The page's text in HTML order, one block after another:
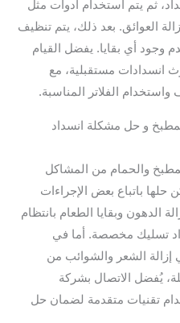
ثم يتم استخدام أدوات مثل
العوائق. بعد ذلك، يتم تنظيف
وجود أي بقايا. يفضل القيام
انسدادات مستقبلية، مع
الفلاتر المناسبة.
و حل مشكلة انسداد
والحمام من المشاكل
حلها باتباع بعض الإجراءات
الدهون وبقايا الطعام بانتظام
تسليك مخصصة. أما في
إزالة الشعر والشوائب من
يُفضل الاتصال بشركة
تقنيات متقدمة لضمان حل